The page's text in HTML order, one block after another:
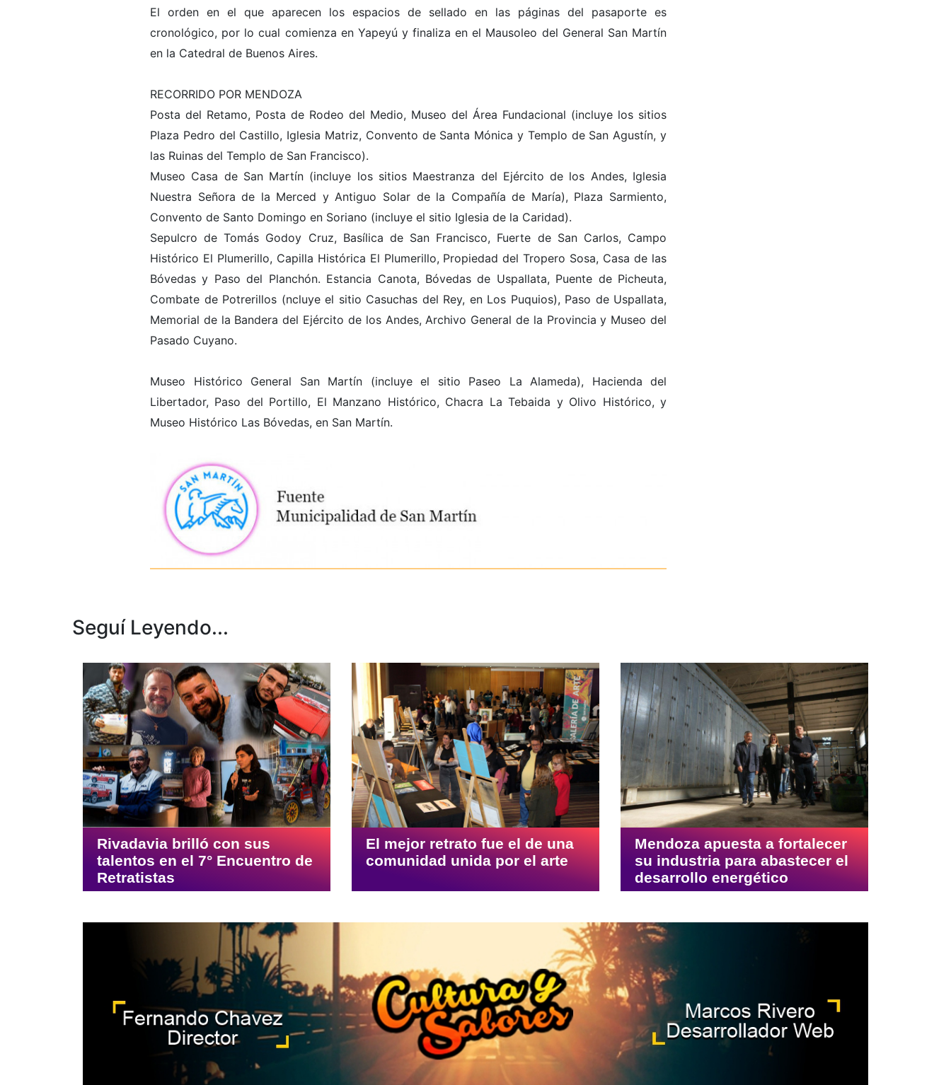
El orden en el que aparecen los espacios de sellado en las páginas del pasaporte es
cronológico, por lo cual comienza en Yapeyú y finaliza en el Mausoleo del General San Martín
en la Catedral de Buenos Aires.
RECORRIDO POR MENDOZA
Posta del Retamo, Posta de Rodeo del Medio, Museo del Área Fundacional (incluye los sitios
Plaza Pedro del Castillo, Iglesia Matriz, Convento de Santa Mónica y Templo de San Agustín, y
las Ruinas del Templo de San Francisco).
Museo Casa de San Martín (incluye los sitios Maestranza del Ejército de los Andes, Iglesia
Nuestra Señora de la Merced y Antiguo Solar de la Compañía de María), Plaza Sarmiento,
Convento de Santo Domingo en Soriano (incluye el sitio Iglesia de la Caridad).
Sepulcro de Tomás Godoy Cruz, Basílica de San Francisco, Fuerte de San Carlos, Campo
Histórico El Plumerillo, Capilla Histórica El Plumerillo, Propiedad del Tropero Sosa, Casa de las
Bóvedas y Paso del Planchón. Estancia Canota, Bóvedas de Uspallata, Puente de Picheuta,
Combate de Potrerillos (ncluye el sitio Casuchas del Rey, en Los Puquios), Paso de Uspallata,
Memorial de la Bandera del Ejército de los Andes, Archivo General de la Provincia y Museo del
Pasado Cuyano.
Museo Histórico General San Martín (incluye el sitio Paseo La Alameda), Hacienda del
Libertador, Paso del Portillo, El Manzano Histórico, Chacra La Tebaida y Olivo Histórico, y
Museo Histórico Las Bóvedas, en San Martín.
Seguí Leyendo...
Rivadavia brilló con sus
talentos en el 7° Encuentro de
Retratistas
El mejor retrato fue el de una
comunidad unida por el arte
Mendoza apuesta a fortalecer
su industria para abastecer el
desarrollo energético